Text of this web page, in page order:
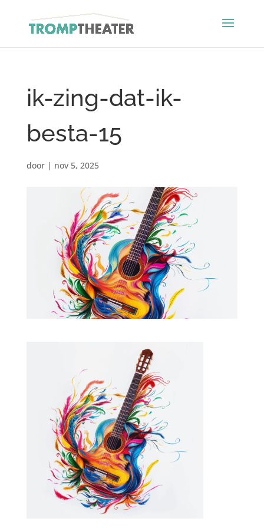
ik-zing-dat-ik-
besta-15
door | nov 5, 2025